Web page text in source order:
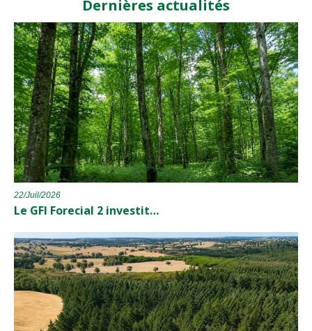
Dernières actualités
22/Juil/2026
Le GFI Forecial 2 investit…